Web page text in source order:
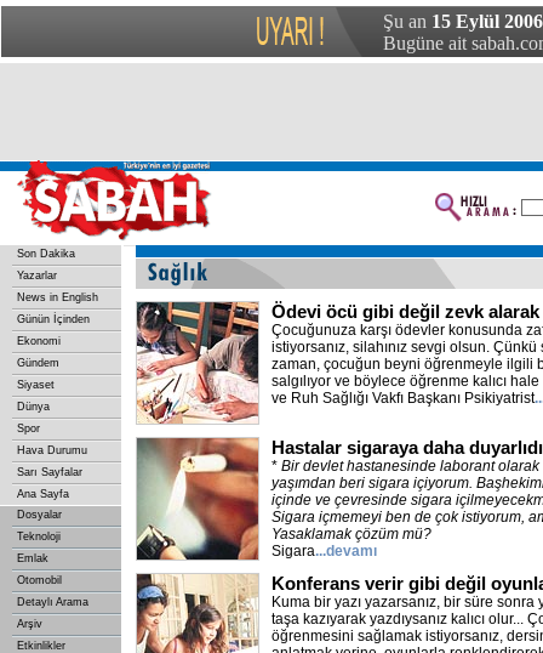
Şu an 15 Eylül
Bugüne ait
Son Dakika
Yazarlar
News in English
Günün İçinden
Ekonomi
Gündem
Siyaset
Dünya
Spor
Hava Durumu
Sarı Sayfalar
Ana Sayfa
Dosyalar
Teknoloji
Emlak
Otomobil
Detaylı Arama
Arşiv
Etkinlikler
Ödevi öcü gibi değil zevk alarak
Çocuğunuza karşı ödevler konusunda
istiyorsanız, silahınız sevgi olsun. Çünkü
zaman, çocuğun beyni öğrenmeyle ilgili
salgılıyor ve böylece öğrenme kalıcı
ve Ruh Sağlığı Vakfı Başkanı Psikiyatrist
Hastalar sigaraya daha
* Bir devlet hastanesinde laborant olarak
yaşımdan beri sigara içiyorum.
içinde ve çevresinde sigara
Sigara içmemeyi ben de çok istiyorum,
Yasaklamak çözüm mü?
Sigara...devamı
Konferans verir gibi değil
Kuma bir yazı yazarsanız, bir süre sonra
taşa kazıyarak yazdıysanız kalıcı olur...
öğrenmesini sağlamak istiyorsanız,